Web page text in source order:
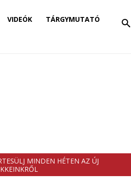
VIDEÓK TÁRGYMUTATÓ
MINDEN HÉTEN AZ ÚJ